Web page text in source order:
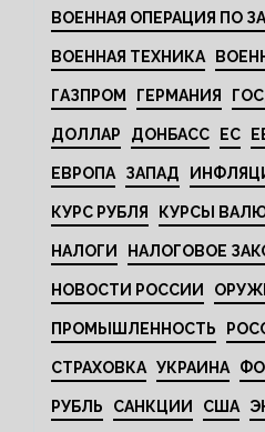
ВОЕННАЯ ОПЕРАЦИЯ ПО
ВОЕННАЯ ТЕХНИКА
ГАЗПРОМ ГЕРМАНИЯ
ДОЛЛАР ДОНБАСС ЕС
ЕВРОПА ЗАПАД
КУРС РУБЛЯ КУРСЫ
НАЛОГИ НАЛОГОВОЕ
НОВОСТИ РОССИИ
ПРОМЫШЛЕННОСТЬ
СТРАХОВКА УКРАИНА
РУБЛЬ САНКЦИИ США